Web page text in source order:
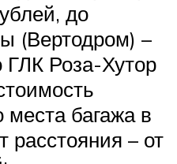
до
(Вертодром) –
ГЛК Роза-Хутор
места багажа в
расстояния – от